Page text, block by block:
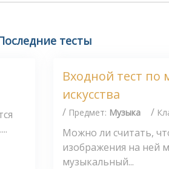
тесты
Входной тест по
искусства
/ Предмет: Музыка /
Можно ли считать,
изображения на ней
музыкальный...